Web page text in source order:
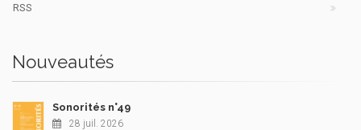
RSS
Nouveautés
Sonorités n°49
28 juil. 2026